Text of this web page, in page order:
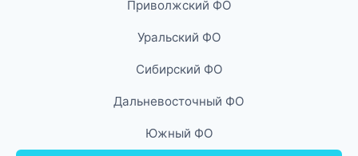
Приволжский ФО
Уральский ФО
Сибирский ФО
Дальневосточный ФО
Южный ФО